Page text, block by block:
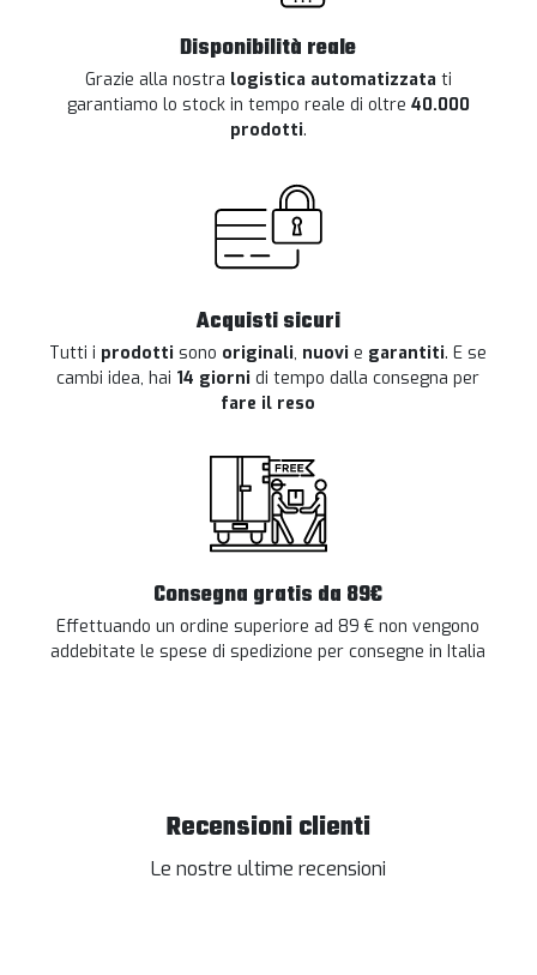
Disponibilità reale
Grazie alla nostra logistica automatizzata ti
garantiamo lo stock in tempo reale di oltre 40.000
prodotti.
Acquisti sicuri
Tutti i prodotti sono originali, nuovi e garantiti. E se
cambi idea, hai 14 giorni di tempo dalla consegna per
fare il reso
Consegna gratis da 89€
Effettuando un ordine superiore ad 89 € non vengono
addebitate le spese di spedizione per consegne in Italia
Recensioni clienti
Le nostre ultime recensioni